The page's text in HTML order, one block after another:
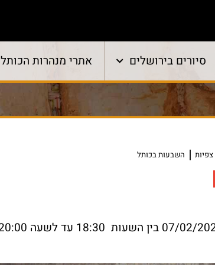
סיורים בירושלים אתרי מנהרות הכותל
השבעות בכותל